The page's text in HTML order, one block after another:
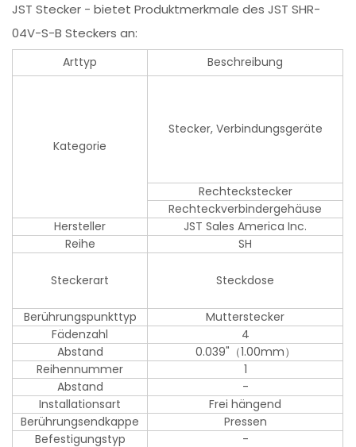
JST Stecker - bietet Produktmerkmale des JST SHR-
04V-S-B Steckers an:
Arttyp Beschreibung
Kategorie
Stecker, Verbindungsgeräte
Rechteckstecker
Rechteckverbindergehäuse
Hersteller
JST Sales America Inc.
Reihe
SH
Steckerart Steckdose
Berührungspunkttyp
Mutterstecker
Fädenzahl
4
Abstand
0.039"（1.00mm）
Reihennummer
1
Abstand
-
Installationsart
Frei hängend
Berührungsendkappe
Pressen
Befestigungstyp
-